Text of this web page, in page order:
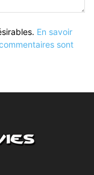
En savoir
sont